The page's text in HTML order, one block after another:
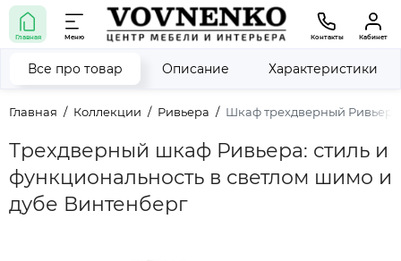
Главная Меню Контакты Кабинет
Главная Коллекции Ривьера Шкаф трехдверный Ривьера
Трехдверный шкаф Ривьера: стиль и
функциональность в светлом шимо и
дубе Винтенберг
Все про товар Описание Характеристики